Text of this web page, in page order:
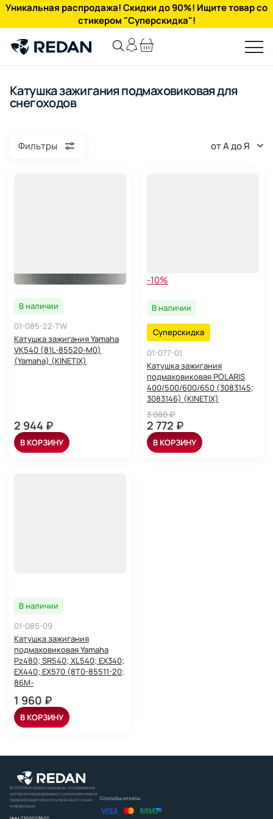
Уникальная распродажа! Скидки до 90%! Ищите товар со
стикером "Суперскидка"!
Катушка зажигания подмаховиковая для
снегоходов
Фильтры от А до Я
В наличии
01-085-22-TW
Катушка зажигания Yamaha
VK540 (81L-85520-M0)
(Yamaha) (KINETIX)
2 944 ₽
В КОРЗИНУ
-10%
В наличии
Суперскидка
01-077-01
Катушка зажигания
подмаховиковая POLARIS
400/500/600/650 (3083145;
3083146) (KINETIX)
3 080 ₽
2 772 ₽
В КОРЗИНУ
В наличии
01-085-09
Катушка зажигания
подмаховиковая Yamaha
Pz480; SR540; XL540; EX340;
EX440; EX570 (8T0-85511-20;
86M-
1 960 ₽
В КОРЗИНУ
© 2026 Все права защищены. Копирование
материалов разрешено с указанием имени
правообладателя и ссылкой на источник
информации
Способы оплаты: